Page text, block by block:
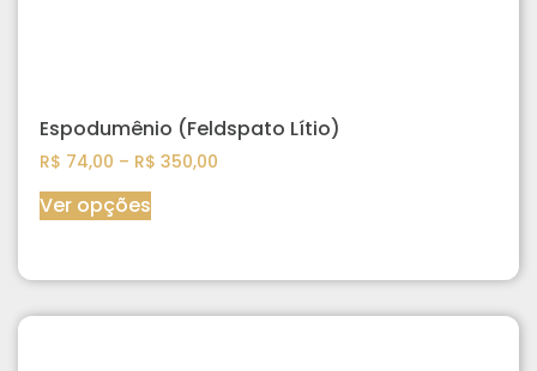
Espodumênio (Feldspato Lítio)
R$ 74,00 – R$ 350,00
Ver opções